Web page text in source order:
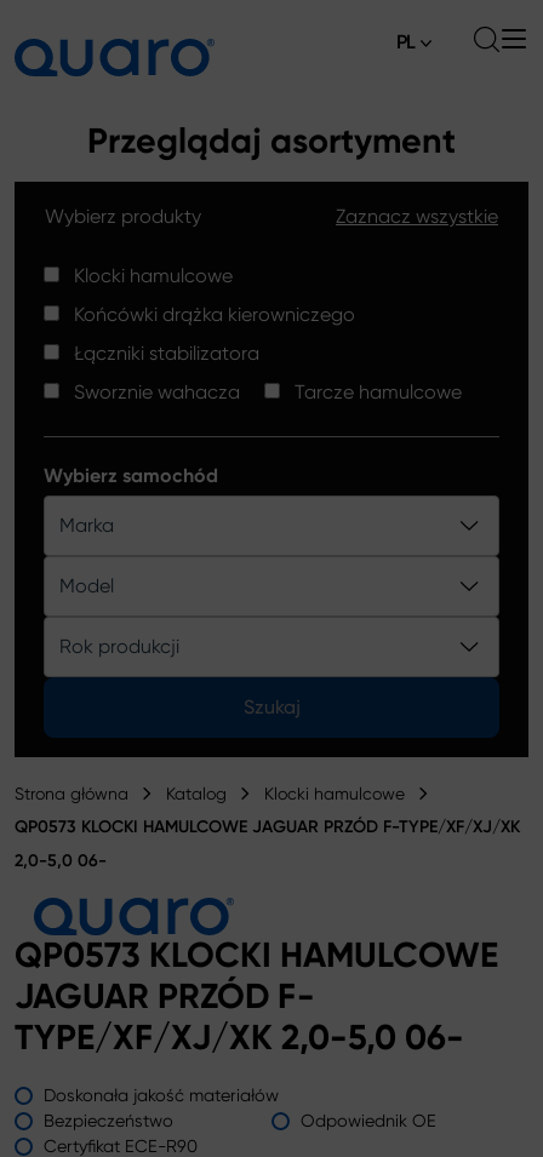
Klocki hamulcowe
Tarcze hamulcowe High Carbon
Końcówki drążków kierowniczych
Klocki hamulcowe Silver Ceramic
Katalog
Aktualności
Gdzie kupić
Kontakt
PL
Przeglądaj asortyment
Wybierz produkty Zaznacz wszystkie
Klocki hamulcowe
Końcówki drążka kierowniczego
Łączniki stabilizatora
Sworznie wahacza
Tarcze hamulcowe
Wybierz samochód
Marka
Model
Rok produkcji
Szukaj
Strona główna Katalog Klocki hamulcowe
QP0573 KLOCKI HAMULCOWE JAGUAR PRZÓD F-TYPE/XF/XJ/XK
2,0-5,0 06-
QP0573 KLOCKI HAMULCOWE
JAGUAR PRZÓD F-
TYPE/XF/XJ/XK 2,0-5,0 06-
Doskonała jakość materiałów
Bezpieczeństwo
Odpowiednik OE
Certyfikat ECE-R90